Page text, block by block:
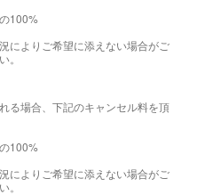
100%
によりご希望に添えない場合がご
。
る場合、下記のキャンセル料を頂
100%
によりご希望に添えない場合がご
。